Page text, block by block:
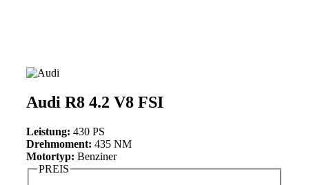
Audi R8 4.2 V8 FSI
Leistung: 430 PS
Drehmoment: 435 NM
Motortyp: Benziner
PREIS